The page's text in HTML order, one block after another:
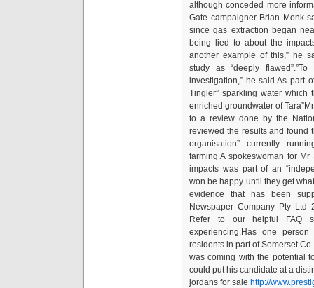
although conceded more
Gate campaigner Brian Monk
since gas extraction began
being lied to about the
another example of this,” he
study as “deeply
investigation,” he said.As part
Tingler” sparkling water which
enriched groundwater of
to a review done by the
reviewed the results and found
organisation” currently
farming.A spokeswoman for
impacts was part of an
won be happy until they get
evidence that has been
Newspaper Company Pty Ltd
Refer to our helpful FAQ
experiencing.Has one
residents in part of Somerset
was coming with the potential
could put his candidate at a
jordans for sale http://